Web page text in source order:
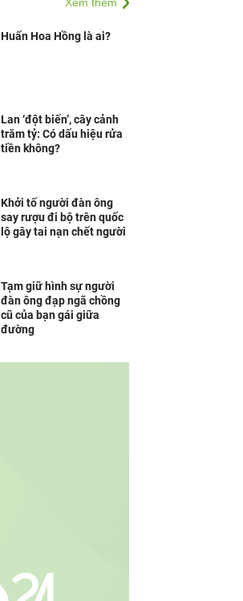
Huấn Hoa Hồng là ai?
Lan ‘đột biến’, cây cảnh
trăm tỷ: Có dấu hiệu rửa
tiền không?
Khởi tố người đàn ông
say rượu đi bộ trên quốc
lộ gây tai nạn chết người
Tạm giữ hình sự người
đàn ông đạp ngã chồng
cũ của bạn gái giữa
đường